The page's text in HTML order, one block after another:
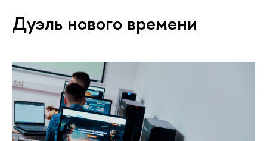
Дуэль нового времени